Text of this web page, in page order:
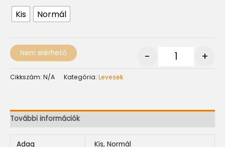
Kis Normál
- +
Nem elérhető
Cikkszám: N/A Kategória: Levesek
További információk
Adag Kis, Normál